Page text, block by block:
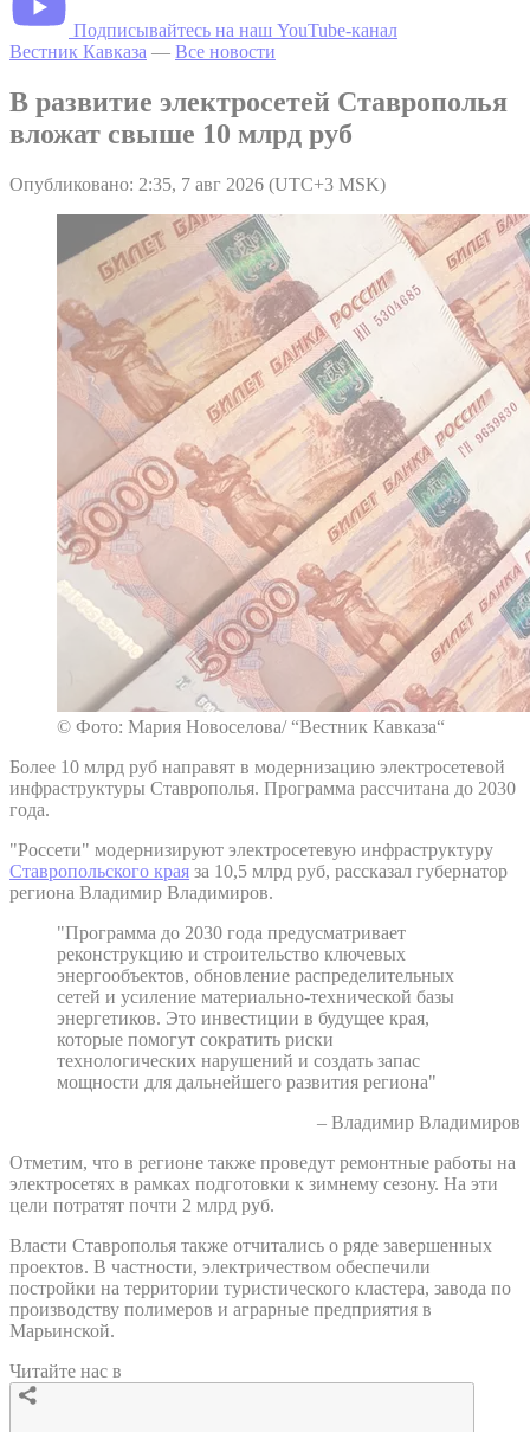
Подписывайтесь на наш YouTube-канал
Вестник Кавказа — Все новости
В развитие электросетей Ставрополья
вложат свыше 10 млрд руб
Опубликовано: 2:35, 7 авг 2026 (UTC+3 MSK)
© Фото: Мария Новоселова/ “Вестник Кавказа“
Более 10 млрд руб направят в модернизацию электросетевой
инфраструктуры Ставрополья. Программа рассчитана до 2030
года.
"Россети" модернизируют электросетевую инфраструктуру
Ставропольского края за 10,5 млрд руб, рассказал губернатор
региона Владимир Владимиров.
"Программа до 2030 года предусматривает
реконструкцию и строительство ключевых
энергообъектов, обновление распределительных
сетей и усиление материально-технической базы
энергетиков. Это инвестиции в будущее края,
которые помогут сократить риски
технологических нарушений и создать запас
мощности для дальнейшего развития региона"
– Владимир Владимиров
Отметим, что в регионе также проведут ремонтные работы на
электросетях в рамках подготовки к зимнему сезону. На эти
цели потратят почти 2 млрд руб.
Власти Ставрополья также отчитались о ряде завершенных
проектов. В частности, электричеством обеспечили
постройки на территории туристического кластера, завода по
производству полимеров и аграрные предприятия в
Марьинской.
Читайте нас в